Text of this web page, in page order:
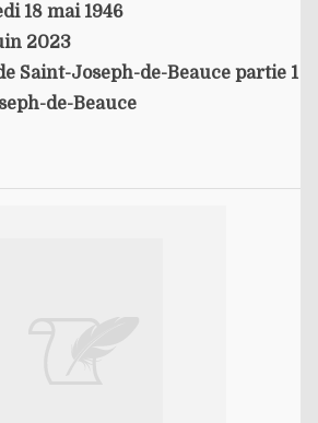
18 mai 1946
2023
Saint-Joseph-de-Beauce partie 1
de-Beauce